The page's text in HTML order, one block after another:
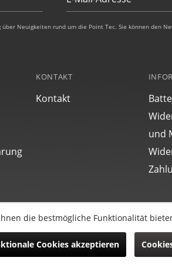
Neuigkeiten rund um die Point Tec. Sie können den
KONTAKT
Kontakt
und
die bestmögliche Funktionalität
Cookies akzeptieren